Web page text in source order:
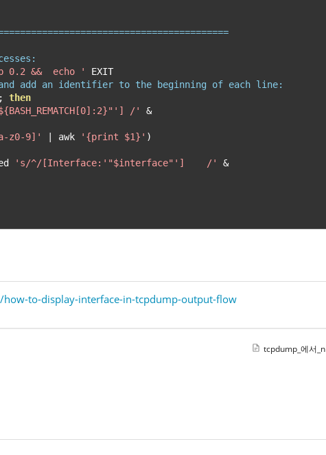
&&  echo '
add an identifier to the beginning of each line:
then
/'
&
z0-9]' awk '{print $1}' )
's/^/[Interface:'"$interface"']    /'
&
to-display-interface-in-tcpdump-output-flow
tcpdump_에서